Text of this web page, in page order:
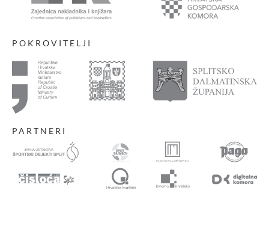
POKROVITELJI
PARTNERI